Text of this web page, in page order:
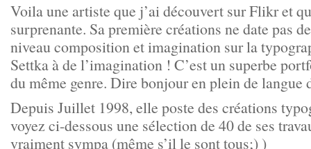
Voila une artiste que j’ai découvert sur Flikr et
surprenante. Sa première créations ne date pas
niveau composition et imagination sur la
Settka à de l’imagination ! C’est un superbe
du même genre. Dire bonjour en plein de langue
Depuis Juillet 1998, elle poste des créations
voyez ci-dessous une sélection de 40 de ses
vraiment sympa (même s’il le sont tous;) )